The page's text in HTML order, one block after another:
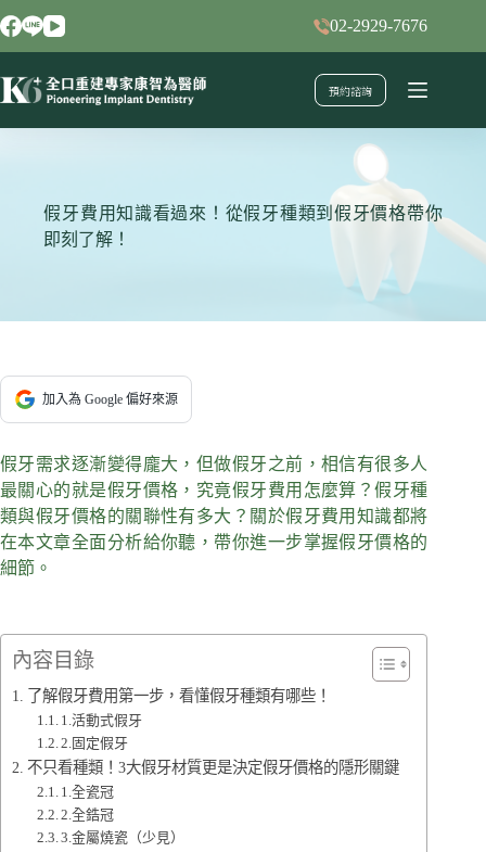
跳
至
要
02-2929-7676
預約諮詢
假牙費用知識看過來！從假牙種類到假牙價格帶你
即刻了解！
加入為 Google 偏好來源
假牙需求逐漸變得龐大，但做假牙之前，相信有很多人
最關心的就是假牙價格，究竟假牙費用怎麼算？假牙種
類與假牙價格的關聯性有多大？關於假牙費用知識都將
在本文章全面分析給你聽，帶你進一步掌握假牙價格的
細節。
內容目錄
了解假牙費用第一步，看懂假牙種類有哪些！
1.活動式假牙
2.固定假牙
不只看種類！3大假牙材質更是決定假牙價格的隱形關鍵
1.全瓷冠
2.全鋯冠
3.金屬燒瓷（少見）